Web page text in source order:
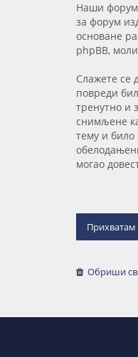
Наши
за форум
основане
phpBB,
Слажете се
повреди
тренутно и
снимљене
тему и било
могао
Обриши